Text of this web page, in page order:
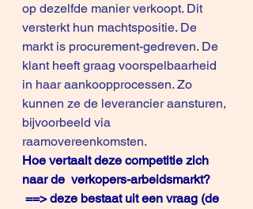
op dezelfde manier verkoopt. Dit
versterkt hun machtspositie. De
markt is procurement-gedreven. De
klant heeft graag voorspelbaarheid
in haar aankoopprocessen. Zo
kunnen ze de leverancier aansturen,
bijvoorbeeld via
raamovereenkomsten.
Hoe vertaalt deze competitie zich
naar de  verkopers-arbeidsmarkt?